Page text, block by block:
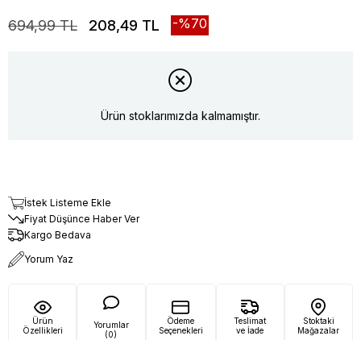
694,99 TL 208,49 TL 70
Ürün stoklarımızda kalmamıştır.
İstek Listeme Ekle
Fiyat Düşünce Haber Ver
Kargo Bedava
Yorum Yaz
Ürün
Özellikleri
Yorumlar
(0)
Ödeme
Seçenekleri
Teslimat
ve İade
Stoktaki
Mağazalar